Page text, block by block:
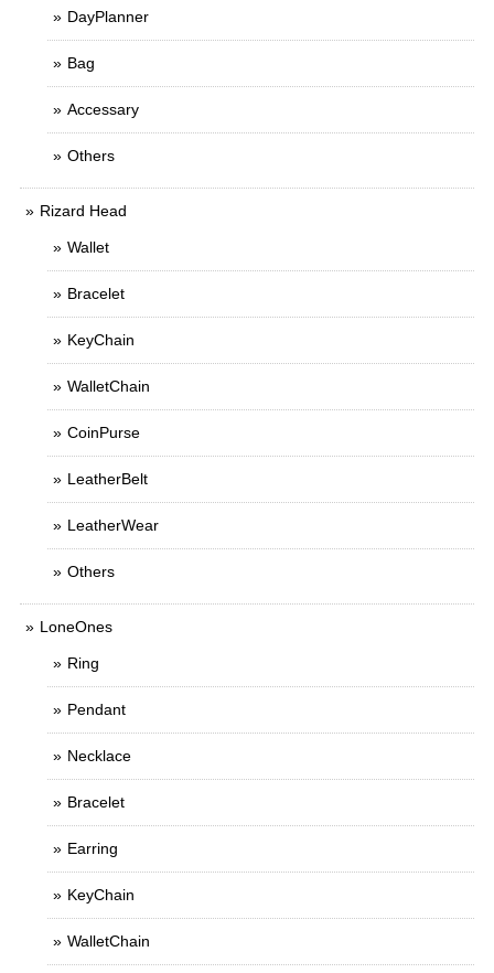
DayPlanner
Bag
Accessary
Others
Rizard Head
Wallet
Bracelet
KeyChain
WalletChain
CoinPurse
LeatherBelt
LeatherWear
Others
LoneOnes
Ring
Pendant
Necklace
Bracelet
Earring
KeyChain
WalletChain